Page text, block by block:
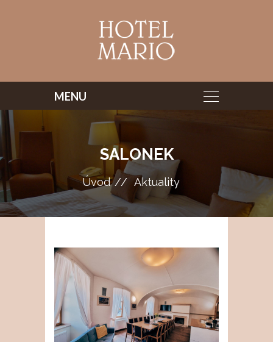
SALONEK
Úvod Aktuality